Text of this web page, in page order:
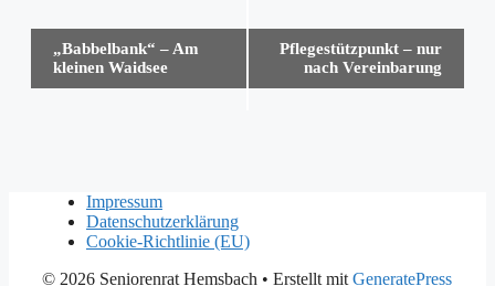
Veranstaltung-
Navigation
„Babbelbank“ – Am
kleinen Waidsee
Pflegestützpunkt – nur
nach Vereinbarung
Impressum
Datenschutzerklärung
Cookie-Richtlinie (EU)
© 2026 Seniorenrat Hemsbach • Erstellt mit GeneratePress